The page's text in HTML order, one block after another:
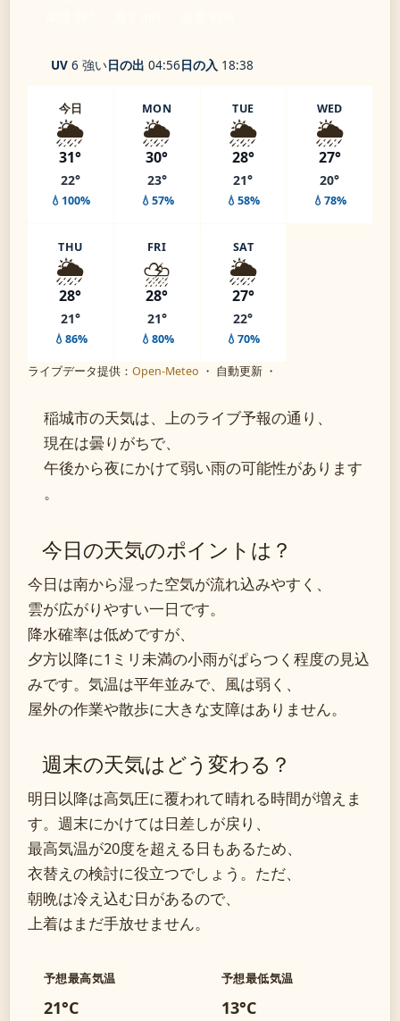
UV 6 強い日の出 04:56日の入 18:38
今日
🌦️
31°
22°
💧100%
MON
🌦️
30°
23°
💧57%
TUE
🌦️
28°
21°
💧58%
WED
🌦️
27°
20°
💧78%
THU
🌦️
28°
21°
💧86%
FRI
⛈️
28°
21°
💧80%
SAT
🌦️
27°
22°
💧70%
ライブデータ提供： Open-Meteo ・ 自動更新 ・
稲城市の天気は、上のライブ予報の通り、
現在は曇りがちで、
午後から夜にかけて弱い雨の可能性があります
。
今日の天気のポイントは？
今日は南から湿った空気が流れ込みやすく、
雲が広がりやすい一日です。
降水確率は低めですが、
夕方以降に1ミリ未満の小雨がぱらつく程度の見込
みです。気温は平年並みで、風は弱く、
屋外の作業や散歩に大きな支障はありません。
週末の天気はどう変わる？
明日以降は高気圧に覆われて晴れる時間が増えま
す。週末にかけては日差しが戻り、
最高気温が20度を超える日もあるため、
衣替えの検討に役立つでしょう。ただ、
朝晩は冷え込む日があるので、
上着はまだ手放せません。
予想最高気温
21°C
予想最低気温
13°C